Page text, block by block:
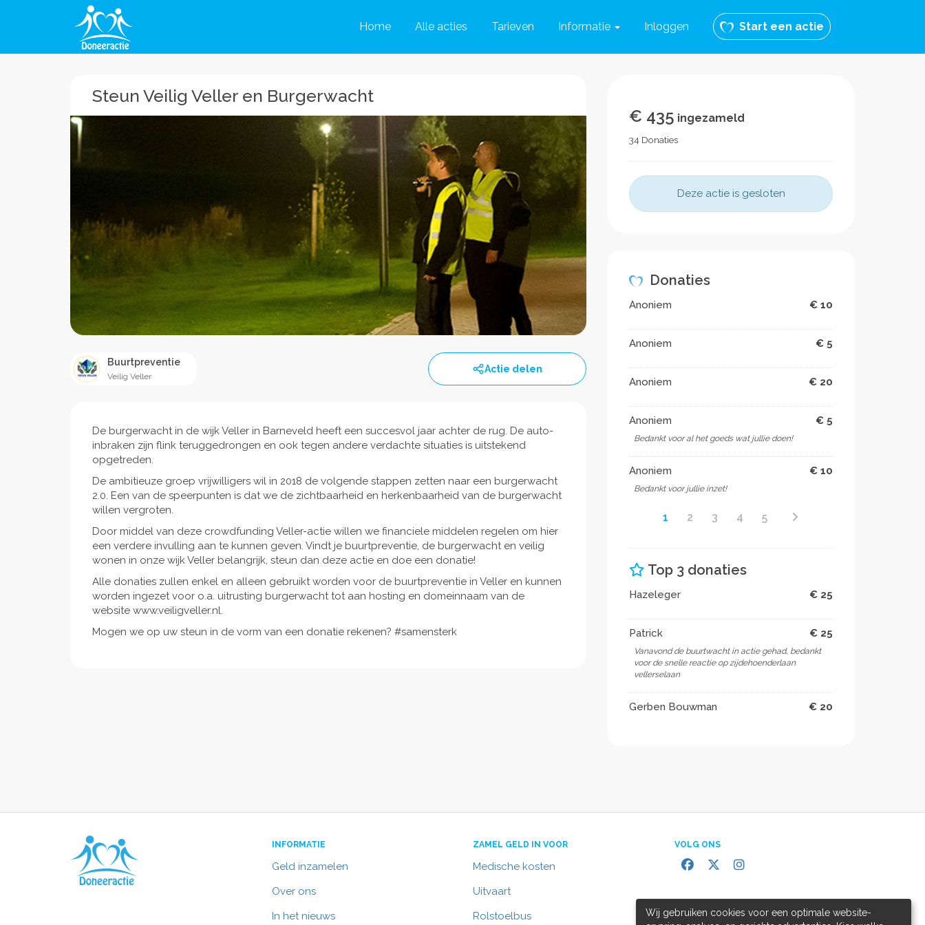
Home Alle acties Tarieven Informatie Inloggen Start een actie
Steun Veilig Veller en Burgerwacht
Buurtpreventie
Veilig Veller
Actie delen
De burgerwacht in de wijk Veller in Barneveld heeft een succesvol jaar achter de rug. De auto-
inbraken zijn flink teruggedrongen en ook tegen andere verdachte situaties is uitstekend
opgetreden.
De ambitieuze groep vrijwilligers wil in 2018 de volgende stappen zetten naar een burgerwacht
2.0. Een van de speerpunten is dat we de zichtbaarheid en herkenbaarheid van de burgerwacht
willen vergroten.
Door middel van deze crowdfunding Veller-actie willen we financiele middelen regelen om hier
een verdere invulling aan te kunnen geven. Vindt je buurtpreventie, de burgerwacht en veilig
wonen in onze wijk Veller belangrijk, steun dan deze actie en doe een donatie!
Alle donaties zullen enkel en alleen gebruikt worden voor de buurtpreventie in Veller en kunnen
worden ingezet voor o.a. uitrusting burgerwacht tot aan hosting en domeinnaam van de
website www.veiligveller.nl.
Mogen we op uw steun in de vorm van een donatie rekenen? #samensterk
€ 435 ingezameld
34 Donaties
Deze actie is gesloten
Donaties
Anoniem € 10
Anoniem € 5
Anoniem € 20
Anoniem € 5
Bedankt voor al het goeds wat jullie doen!
Anoniem € 10
Bedankt voor jullie inzet!
1 2 3 4 5
Top 3 donaties
Hazeleger € 25
Patrick € 25
Vanavond de buurtwacht in actie gehad, bedankt
voor de snelle reactie op zijdehoenderlaan
vellerselaan
Gerben Bouwman € 20
INFORMATIE
Geld inzamelen
Over ons
In het nieuws
ZAMEL GELD IN VOOR
Medische kosten
Uitvaart
Rolstoelbus
VOLG ONS
Wij gebruiken cookies voor een optimale website-